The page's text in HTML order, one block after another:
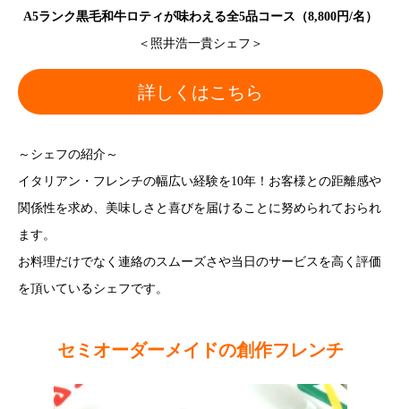
A5ランク黒毛和牛ロティが味わえる全5品コース（8,800円/名）
＜照井浩一貴シェフ＞
詳しくはこちら
～シェフの紹介～
イタリアン・フレンチの幅広い経験を10年！お客様との距離感や
関係性を求め、美味しさと喜びを届けることに努められておられ
ます。
お料理だけでなく連絡のスムーズさや当日のサービスを高く評価
を頂いているシェフです。
セミオーダーメイドの創作フレンチ